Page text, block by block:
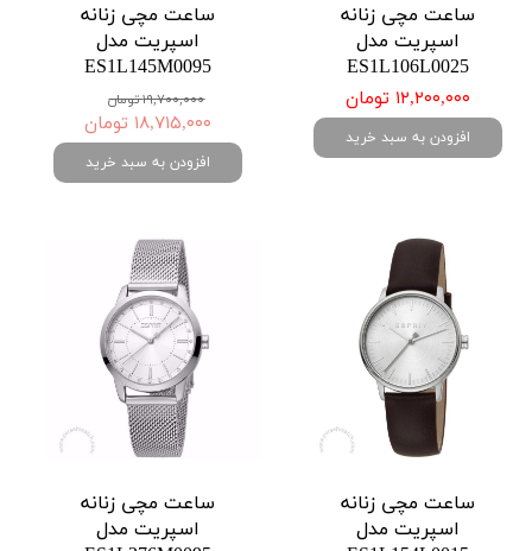
ساعت مچی زنانه
اسپریت مدل
ES1L106L0025
۱۲,۲۰۰,۰۰۰ تومان
افزودن به سبد خرید
ساعت مچی زنانه
اسپریت مدل
ES1L145M0095
۱۹,۷۰۰,۰۰۰ تومان
۱۸,۷۱۵,۰۰۰ تومان
افزودن به سبد خرید
ساعت مچی زنانه
اسپریت مدل
ساعت مچی زنانه
اسپریت مدل